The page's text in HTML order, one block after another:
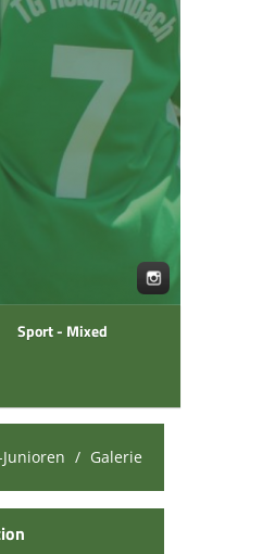
Sport - Mixed
Galerie